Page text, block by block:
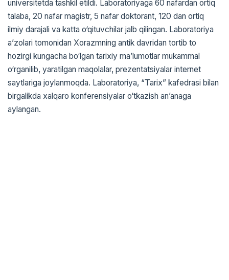
universitetda tashkil etildi. Laboratoriyaga 60 nafardan ortiq
talaba, 20 nafar magistr, 5 nafar doktorant, 120 dan ortiq
ilmiy darajali va katta o‘qituvchilar jalb qilingan. Laboratoriya
a’zolari tomonidan Xorazmning antik davridan tortib to
hozirgi kungacha bo‘lgan tarixiy ma’lumotlar mukammal
o‘rganilib, yaratilgan maqolalar, prezentatsiyalar internet
saytlariga joylanmoqda. Laboratoriya, “Tarix” kafedrasi bilan
birgalikda xalqaro konferensiyalar o‘tkazish an’anaga
aylangan.